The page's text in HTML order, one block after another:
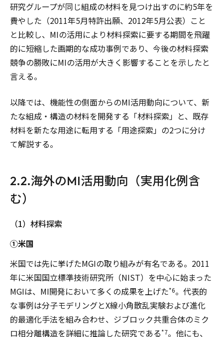
研究グループが同じ組成の材料を見つけ出すのに約5年を
費やした（2011年5月特許出願、2012年5月公表）こと
と比較し、MIの活用により材料探索に要する期間を飛躍
的に短縮した画期的な成功事例であり、今後の材料探索
競争の勝敗にMIの活用が大きく影響することを示したと
言える。
以降では、機能性の側面からのMI活用動向について、新
たな組成・構造の材料を開発する「材料探索」と、既存
材料を新たな用途に転用する「用途探索」の2つに分け
て解説する。
2.2.海外のMI活用動向（実用化例含
む）
（1）材料探索
①米国
米国では先に挙げたMGIの取り組みが有名である。2011
年に米国国立標準技術研究所（NIST）を中心に始まった
MGIは、MI開発において多くの成果を上げた*6。代表的
な事例は分子モデリングとX線小角散乱実験および進化
的最適化手法を組み合わせ、ジブロック共重合体のミク
ロ相分離構造を詳細に推論した研究である*7。他にも、